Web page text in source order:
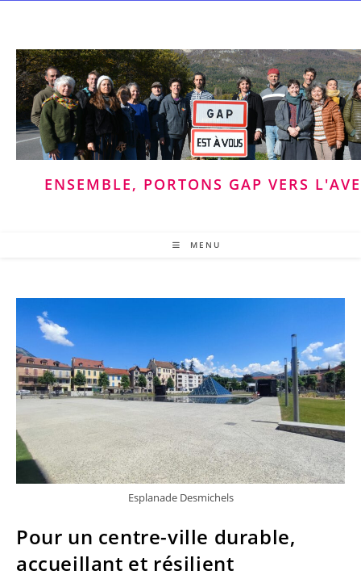
content
ENSEMBLE, PORTONS GAP VERS
MENU
Esplanade Desmichels
Pour un centre-ville durable,
accueillant et résilient